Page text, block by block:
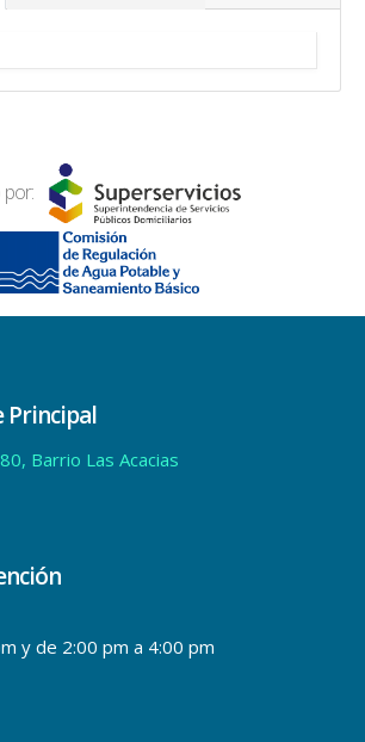
por:
Principal
Barrio Las Acacias
y de 2:00 pm a 4:00 pm